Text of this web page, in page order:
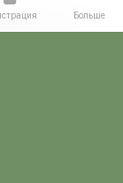
0
Больше